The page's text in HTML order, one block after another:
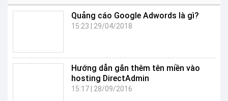
Quảng cáo Google Adwords là gì?
15:23 29/04/2018
Hướng dẫn gắn thêm tên miền vào
hosting DirectAdmin
15:17| 28/09/2016